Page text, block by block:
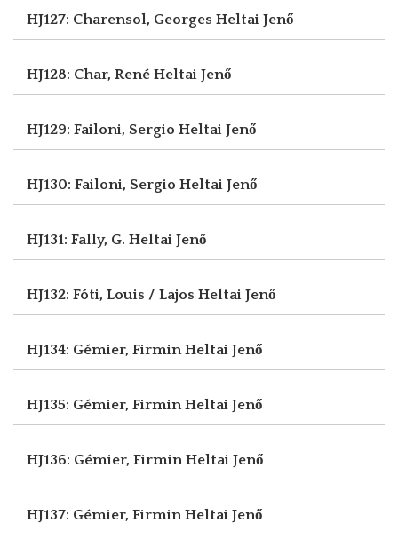
HJ127: Charensol, Georges Heltai Jenő
HJ128: Char, René Heltai Jenő
HJ129: Failoni, Sergio Heltai Jenő
HJ130: Failoni, Sergio Heltai Jenő
HJ131: Fally, G. Heltai Jenő
HJ132: Fóti, Louis / Lajos Heltai Jenő
HJ134: Gémier, FirminHeltai Jenő
HJ135: Gémier, FirminHeltai Jenő
HJ136: Gémier, FirminHeltai Jenő
HJ137: Gémier, FirminHeltai Jenő